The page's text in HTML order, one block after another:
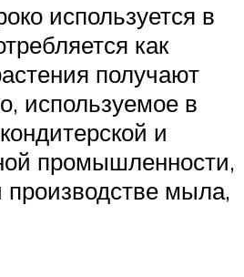
используется в
как
получают
используемое в
и
промышленности,
мыла,